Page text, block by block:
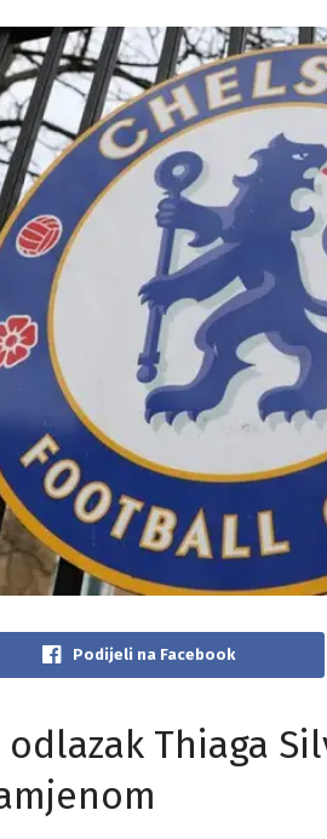
Podijeli na Facebook
odlazak Thiaga